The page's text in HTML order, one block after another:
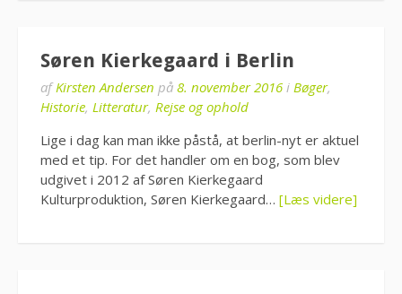
Søren Kierkegaard i Berlin
afKirsten Andersen på 8. november 2016 i Bøger,
Historie, Litteratur, Rejse og ophold
Lige i dag kan man ikke påstå, at berlin-nyt er aktuel
med et tip. For det handler om en bog, som blev
udgivet i 2012 af Søren Kierkegaard
Kulturproduktion, Søren Kierkegaard… [Læs videre]